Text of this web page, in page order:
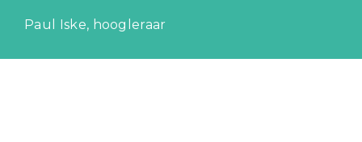
Paul Iske, hoogleraar